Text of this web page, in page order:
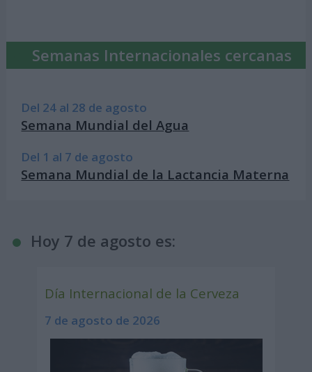
Semanas Internacionales cercanas
Del 24 al 28 de agosto
Semana Mundial del Agua
Del 1 al 7 de agosto
Semana Mundial de la Lactancia Materna
Hoy 7 de agosto es:
Día Internacional de la Cerveza
7 de agosto de 2026